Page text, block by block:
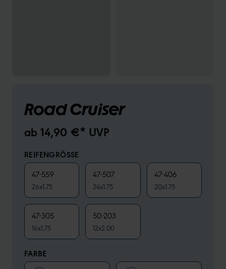
Road Cruiser
ab 14,90 €* UVP
REIFENGRÖSSE
47-559
26x1.75
47-507
24x1.75
47-406
20x1.75
47-305
16x1.75
50-203
12x2.00
FARBE